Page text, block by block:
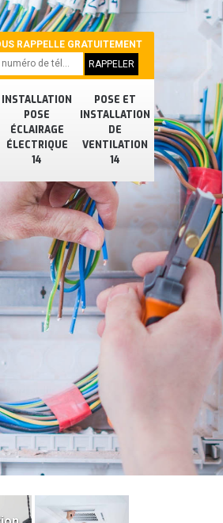
INSTALLATION
POSE
ÉCLAIRAGE
ÉLECTRIQUE
14
POSE ET
INSTALLATION
DE
VENTILATION
14
RAPPELLE GRATUITEMENT